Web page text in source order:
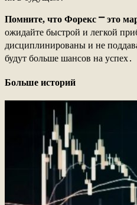
Помните, что Форекс ⎻ это
ожидайте быстрой и легкой
дисциплинированы и не
будут больше шансов на успех․
Больше историй